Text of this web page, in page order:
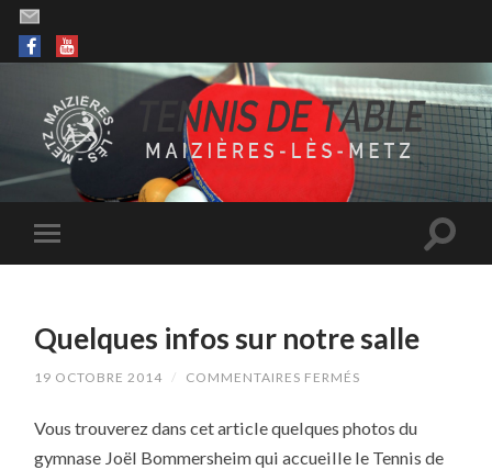
Quelques infos sur notre salle
19 OCTOBRE 2014 / COMMENTAIRES FERMÉS
SUR
SALLE
Vous trouverez dans cet article quelques photos du
gymnase Joël Bommersheim qui accueille le Tennis de